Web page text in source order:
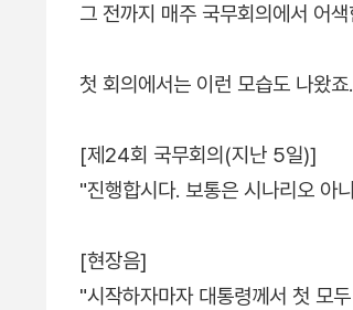
그 전까지 매주 국무회의에서 어
첫 회의에서는 이런 모습도 나왔죠.
[제24회 국무회의(지난 5일)]
"진행합시다. 보통은 시나리오 아
[현장음]
"시작하자마자 대통령께서 첫 모